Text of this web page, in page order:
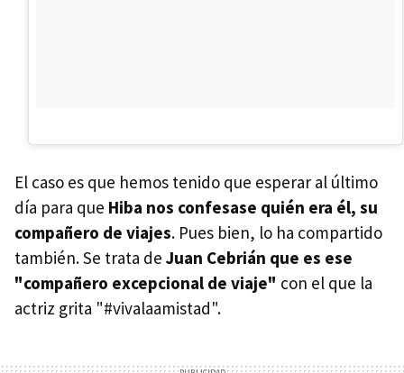
El caso es que hemos tenido que esperar al último
día para que Hiba nos confesase quién era él, su
compañero de viajes. Pues bien, lo ha compartido
también. Se trata de Juan Cebrián que es ese
"compañero excepcional de viaje" con el que la
actriz grita "#vivalaamistad".